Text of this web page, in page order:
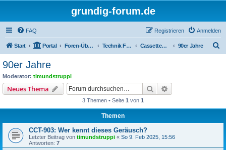
grundig-forum.de
FAQ Anmelden
Registrieren
Start Portal Foren-Übersicht Technik Foren Cassettenrecorder, Cassettendecks 90er Jahre
90er Jahre
Moderator: timundstruppi
Neues Thema Suche
3 Themen • Seite 1 von 1
Themen
CCT-903: Wer kennt dieses Geräusch?
Letzter Beitrag von timundstruppi « So 9. Feb 2025, 15:56
Antworten: 7